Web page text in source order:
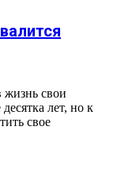
жизнь свои
лет, но к
свое